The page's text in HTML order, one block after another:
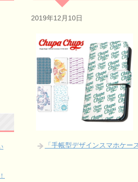
2019年12月10日
「手帳型デザインスマホケ